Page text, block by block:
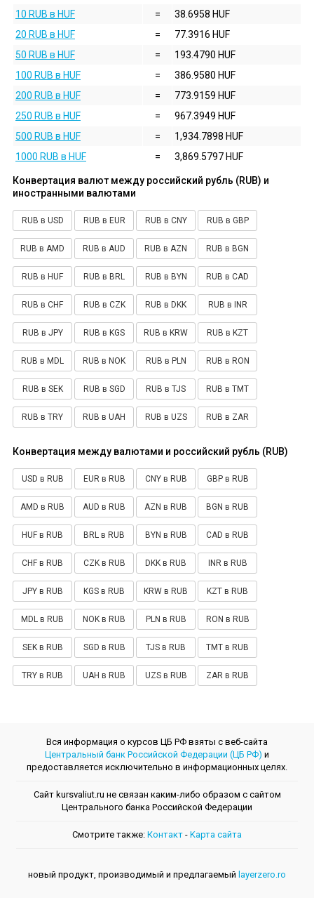
10 RUB в HUF
=
38.6958 HUF
20 RUB в HUF
=
77.3916 HUF
50 RUB в HUF
=
193.4790 HUF
100 RUB в HUF
=
386.9580 HUF
200 RUB в HUF
=
773.9159 HUF
250 RUB в HUF
=
967.3949 HUF
500 RUB в HUF
=
1,934.7898 HUF
1000 RUB в HUF
= 3,869.5797 HUF
Конвертация валют между российский рубль (RUB) и
иностранными валютами
RUB в USD RUB в EUR RUB в CNY RUB в GBP
RUB в AMD RUB в AUD RUB в AZN RUB в BGN
RUB в HUF RUB в BRL RUB в BYN RUB в CAD
RUB в CHF RUB в CZK RUB в DKK RUB в INR
RUB в JPY RUB в KGS RUB в KRW RUB в KZT
RUB в MDL RUB в NOK RUB в PLN RUB в RON
RUB в SEK RUB в SGD RUB в TJS RUB в TMT
RUB в TRY RUB в UAH RUB в UZS RUB в ZAR
Конвертация между валютами и российский рубль (RUB)
USD в RUB EUR в RUB CNY в RUB GBP в RUB
AMD в RUB AUD в RUB AZN в RUB BGN в RUB
HUF в RUB BRL в RUB BYN в RUB CAD в RUB
CHF в RUB CZK в RUB DKK в RUB INR в RUB
JPY в RUB KGS в RUB KRW в RUB KZT в RUB
MDL в RUB NOK в RUB PLN в RUB RON в RUB
SEK в RUB SGD в RUB TJS в RUB TMT в RUB
TRY в RUB UAH в RUB UZS в RUB ZAR в RUB
Вся информация о курсов ЦБ РФ взяты с веб-сайта
Центральный банк Российской Федерации (ЦБ РФ) и
предоставляется исключительно в информационных целях.
Сайт kursvaliut.ru не связан каким-либо образом с сайтом
Центрального банкa Российской Федерации
Смотрите также: Контакт - Kарта сайта
новый продукт, производимый и предлагаемый layerzero.ro